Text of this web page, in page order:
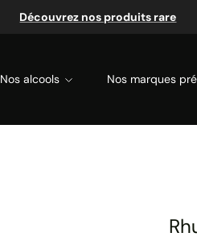
Découvrez nos produits rare
Nos alcools Nos marques